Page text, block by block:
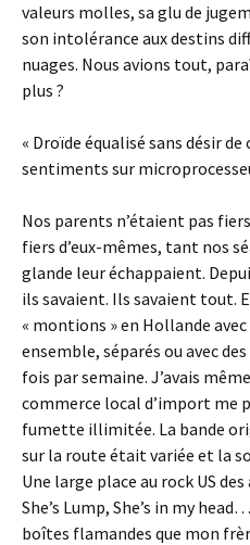
valeurs molles, sa glu de
son intolérance aux destins
nuages. Nous avions tout,
plus ?
« Droïde équalisé sans désir
sentiments sur
Nos parents n’étaient pas
fiers d’eux-mêmes, tant nos
glande leur échappaient.
ils savaient. Ils savaient tout.
« montions » en Hollande
ensemble, séparés ou avec
fois par semaine. J’avais
commerce local d’import me
fumette illimitée. La bande
sur la route était variée et la
Une large place au rock US des
She’s Lump, She’s in my
boîtes flamandes que mon